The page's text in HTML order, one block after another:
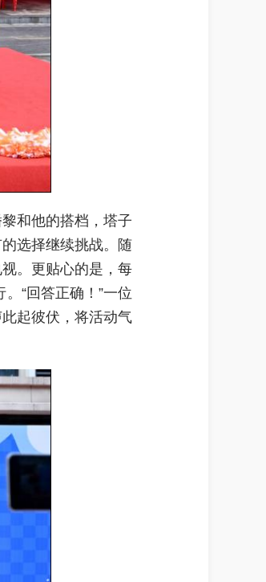
和他的搭档，塔子
选择继续挑战。随
。更贴心的是，每
“回答正确！”一位
起彼伏，将活动气